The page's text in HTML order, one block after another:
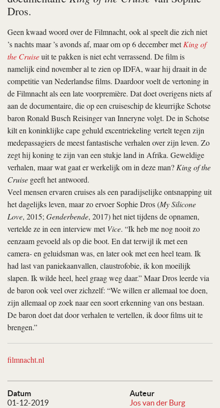
Datum
01-12-2019
Auteur
Jos van der Burg
Dros.
Geen kwaad woord over de Filmnacht, ook al speelt die zich niet
’s nachts maar ’s avonds af, maar om op 6 december metKing of
the Cruiseuit te pakken is niet echt verrassend. De film is
namelijk eind november al te zien op IDFA, waar hij draait in de
competitie van Nederlandse films. Daardoor voelt de vertoning in
de Filmnacht als een late voorpremière. Dat doet overigens niets af
aan de documentaire, die op een cruiseschip de kleurrijke Schotse
baron Ronald Busch Reisinger van Inneryne volgt. De in Schotse
kilt en koninklijke cape gehuld excentriekeling vertelt tegen zijn
medepassagiers de meest fantastische verhalen over zijn leven. Zo
zegt hij koning te zijn van een stukje land in Afrika. Geweldige
verhalen, maar wat gaat er werkelijk om in deze man?King of the
Cruise geeft het antwoord.
Veel mensen ervaren cruises als een paradijselijke ontsnapping uit
het dagelijks leven, maar zo ervoer Sophie Dros (My Silicone
Love, 2015;Genderbende, 2017) het niet tijdens de opnamen,
vertelde ze in een interview metVice. “Ik heb me nog nooit zo
eenzaam gevoeld als op die boot. En dat terwijl ik met een
camera- en geluidsman was, en later ook met een heel team. Ik
had last van paniekaanvallen, claustrofobie, ik kon moeilijk
slapen. Ik wilde heel, heel graag weg daar.” Maar Dros leerde via
de baron ook veel over zichzelf: “We willen er allemaal toe doen,
zijn allemaal op zoek naar een soort erkenning van ons bestaan.
De baron doet dat door verhalen te vertellen, ik door films uit te
brengen.”
filmnacht.nl